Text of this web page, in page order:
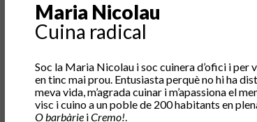
Maria Nicolau
Cuina radical
Soc la Maria Nicolau i soc cuinera d’ofici i per
en tinc mai prou. Entusiasta perquè no hi ha
meva vida, m’agrada cuinar i m’apassiona el
visc i cuino a un poble de 200 habitants en
O barbàrieiCremo!